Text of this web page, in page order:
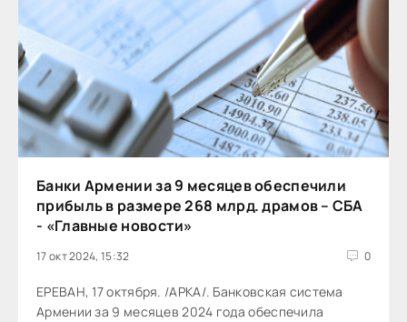
Банки Армении за 9 месяцев обеспечили
прибыль в размере 268 млрд. драмов – СБА
- «Главные новости»
17 окт 2024, 15:32 0
ЕРЕВАН, 17 октября. /АРКА/. Банковская система
Армении за 9 месяцев 2024 года обеспечила